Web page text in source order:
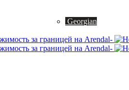
Georgian